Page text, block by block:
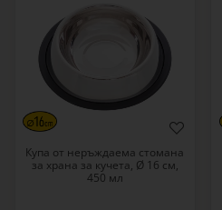
Купа от неръждаема стомана
за храна за кучета, Ø 16 см,
450 мл